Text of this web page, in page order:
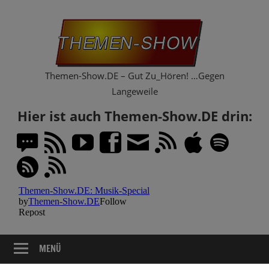
Themen-Show.DE – Gut Zu_Hören! …Gegen
Langeweile
Hier ist auch Themen-Show.DE drin:
MENÜ